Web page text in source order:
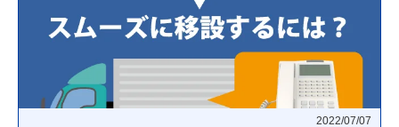
2022/07/07